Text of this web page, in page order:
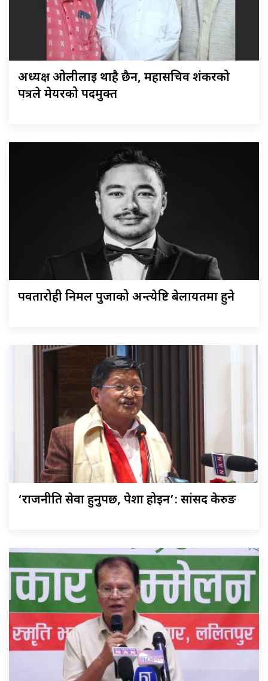
अध्यक्ष ओलीलाई थाहै छैन, महासचिव शंकरको
पत्रले मेयरको पदमुक्त
पर्वतारोही निर्मल पुर्जाको अन्त्येष्टि बेलायतमा हुने
‘राजनीति सेवा हुनुपर्छ, पेशा होइन’: सांसद केरुङ